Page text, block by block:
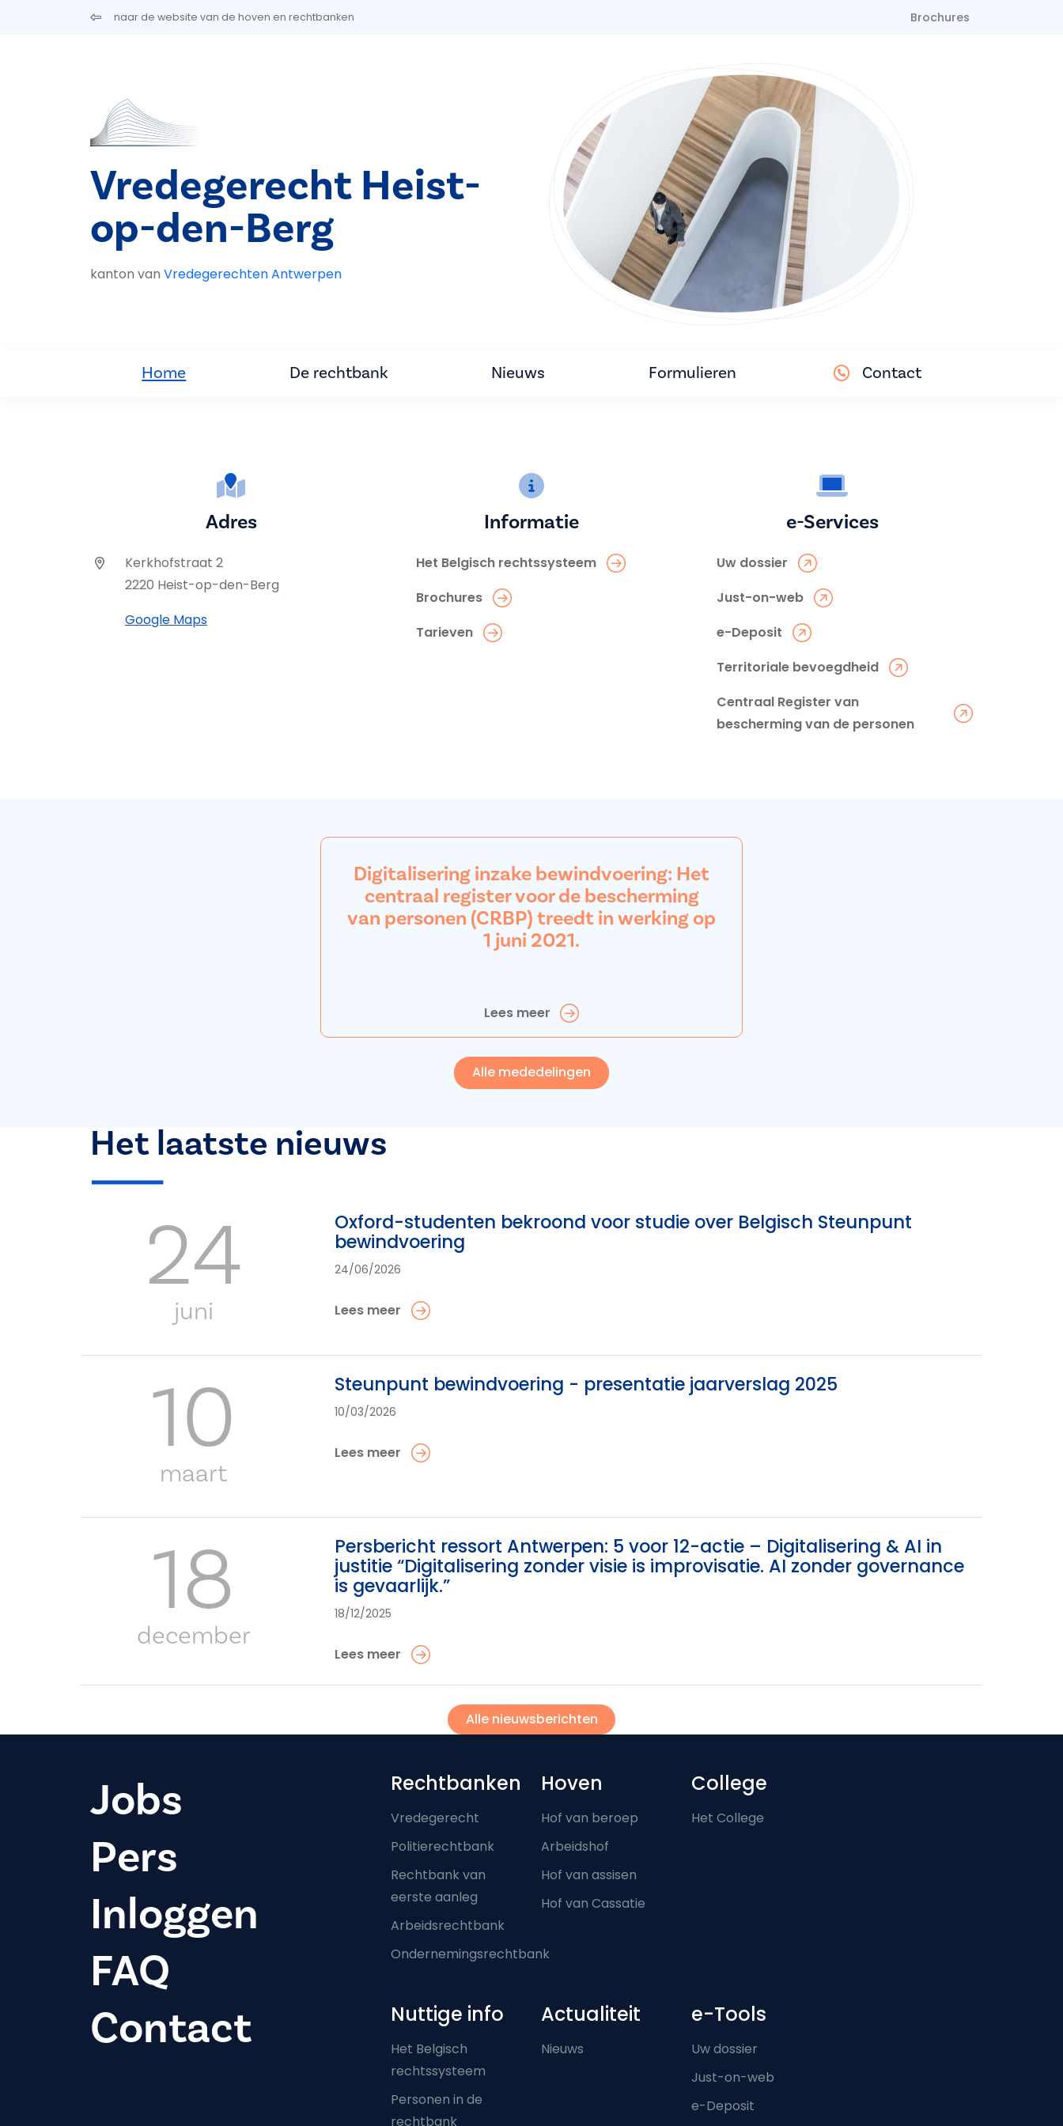
Overslaan en naar de inhoud gaannaar de website van de hoven en rechtbanken Brochures
Vredegerecht Heist-
op-den-Berg
kanton van Vredegerechten Antwerpen
Home De rechtbank Nieuws Formulieren Contact
Adres
Kerkhofstraat 2
2220 Heist-op-den-Berg
Google Maps
Informatie
Het Belgisch rechtssysteem
Brochures
Tarieven
e-Services
Uw dossier
Just-on-web
e-Deposit
Territoriale bevoegdheid
Centraal Register van
bescherming van de personen
Digitalisering inzake bewindvoering: Het
centraal register voor de bescherming
van personen (CRBP) treedt in werking op
1 juni 2021.
Lees meer
Alle mededelingen
Het laatste nieuws
24
juni
Oxford-studenten bekroond voor studie over Belgisch Steunpunt
bewindvoering
24/06/2026
Lees meer
10
maart
Steunpunt bewindvoering - presentatie jaarverslag 2025
10/03/2026
Lees meer
18
december
Persbericht ressort Antwerpen: 5 voor 12-actie – Digitalisering & AI in
justitie “Digitalisering zonder visie is improvisatie. AI zonder governance
is gevaarlijk.”
18/12/2025
Lees meer
Alle nieuwsberichten
Jobs
Pers
Inloggen
FAQ
Contact
Footer-menu
Rechtbanken
Vredegerecht
Politierechtbank
Rechtbank van
eerste aanleg
Arbeidsrechtbank
Ondernemingsrechtbank
Hoven
Hof van beroep
Arbeidshof
Hof van assisen
Hof van Cassatie
College
Het College
Nuttige info
Het Belgisch
rechtssysteem
Personen in de
rechtbank
Actualiteit
Nieuws
e-Tools
Uw dossier
Just-on-web
e-Deposit